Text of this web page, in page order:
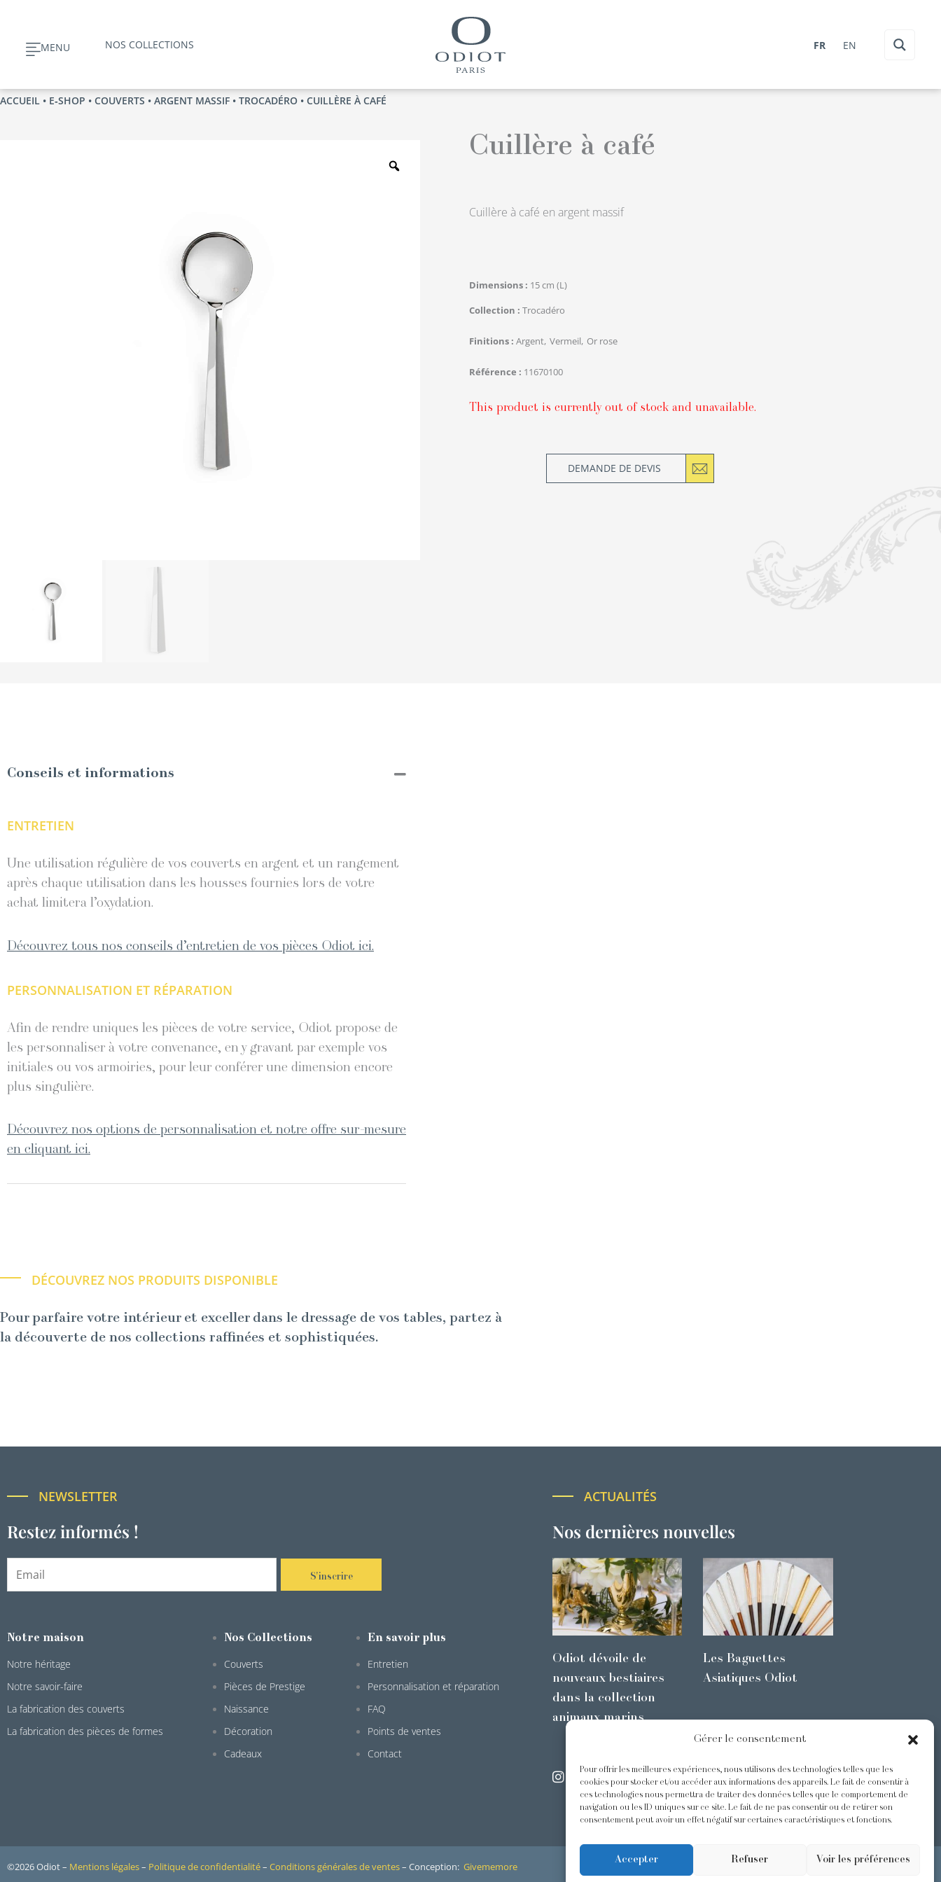
Gérer le consentement
Pour offrir les meilleures expériences, nous utilisons des technologies telles que les
cookies pour stocker et/ou accéder aux informations des appareils. Le fait de consentir à
ces technologies nous permettra de traiter des données telles que le comportement de
navigation ou les ID uniques sur ce site. Le fait de ne pas consentir ou de retirer son
consentement peut avoir un effet négatif sur certaines caractéristiques et fonctions.
Accepter Refuser Voir les préférences
contenuMENU NOS COLLECTIONS FR EN
ACCUEIL • E‑SHOP • COUVERTS • ARGENT MASSIF • TROCADÉRO • CUILLÈRE À CAFÉ
Cuillère à café
Cuillère à café en argent massif
Dimensions
15 cm (L)
Collection
Trocadéro
Finitions Argent Vermeil Or rose
Référence 11670100
This product is currently out of stock and unavailable.
DEMANDE DE DEVIS
Conseils et informations
ENTRETIEN
Une utilisation régulière de vos couverts en argent et un rangement
après chaque utilisation dans les housses fournies lors de votre
achat limitera l’oxydation.
Découvrez tous nos conseils d’entretien de vos pièces Odiot ici.
PERSONNALISATION ET RÉPARATION
Afin de rendre uniques les pièces de votre service, Odiot propose de
les personnaliser à votre convenance, en y gravant par exemple vos
initiales ou vos armoiries, pour leur conférer une dimension encore
plus singulière.
Découvrez nos options de personnalisation et notre offre sur-mesure
en cliquant ici.
DÉCOUVREZ NOS PRODUITS DISPONIBLE
Pour parfaire votre intérieur et exceller dans le dressage de vos tables, partez à
la découverte de nos collections raffinées et sophistiquées.
NEWSLETTER
Restez informés !
S'inscrire
Notre maison
Notre héritage
Notre savoir-faire
La fabrication des couverts
La fabrication des pièces de formes
Nos Collections
Couverts
Pièces de Prestige
Naissance
Décoration
Cadeaux
En savoir plus
Entretien
Personnalisation et réparation
FAQ
Points de ventes
Contact
ACTUALITÉS
Nos dernières nouvelles
Odiot dévoile de
nouveaux bestiaires
dans la collection
animaux marins
Les Baguettes
Asiatiques Odiot
@odiot.paris @Odiot
©2026 Odiot – Mentions légales– Politique de confidentialité– Conditions générales de ventes– Conception: Givememore